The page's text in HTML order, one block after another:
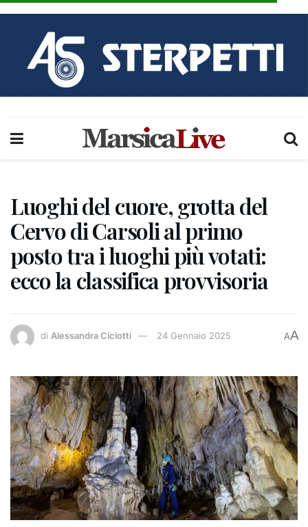
Luoghi del cuore, grotta del
Cervo di Carsoli al primo
posto tra i luoghi più votati:
ecco la classifica provvisoria
di Alessandra Ciciotti 24 Gennaio 2025 AA